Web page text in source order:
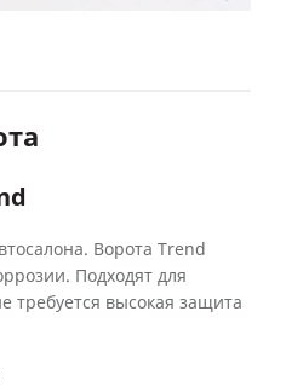
Ворота Trend
Подходят для
требуется высокая защита